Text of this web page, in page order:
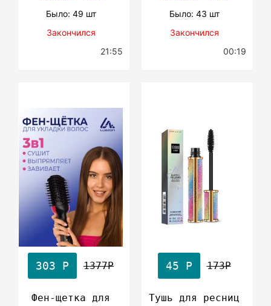
Было: 49 шт
Закончился
21:55
Было: 43 шт
Закончился
00:19
303 Р 1377Р
Фен-щетка для
45 Р 173Р
Тушь для ресниц